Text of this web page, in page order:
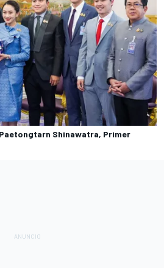
Shinawatra, Primer